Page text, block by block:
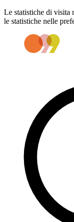
Le statistiche di visita
le statistiche nelle